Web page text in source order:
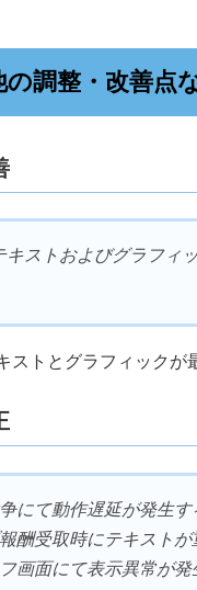
の調整・改善点
キストおよびグラフィ
トとグラフィックが
にて動作遅延が発生
酬受取時にテキスト
画面にて表示異常が